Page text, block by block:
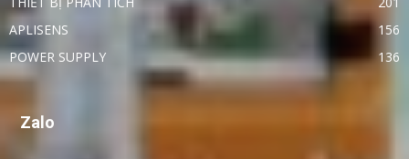
APLISENS
156
POWER SUPPLY
136
Zalo